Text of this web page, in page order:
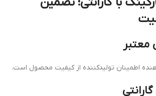
معتبر
اطمینان تولیدکننده از کیفیت محصول است.